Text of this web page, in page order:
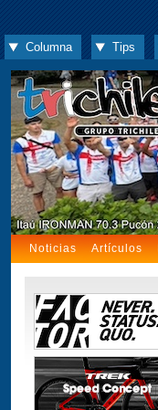
Columna Tips
Noticias Artículos